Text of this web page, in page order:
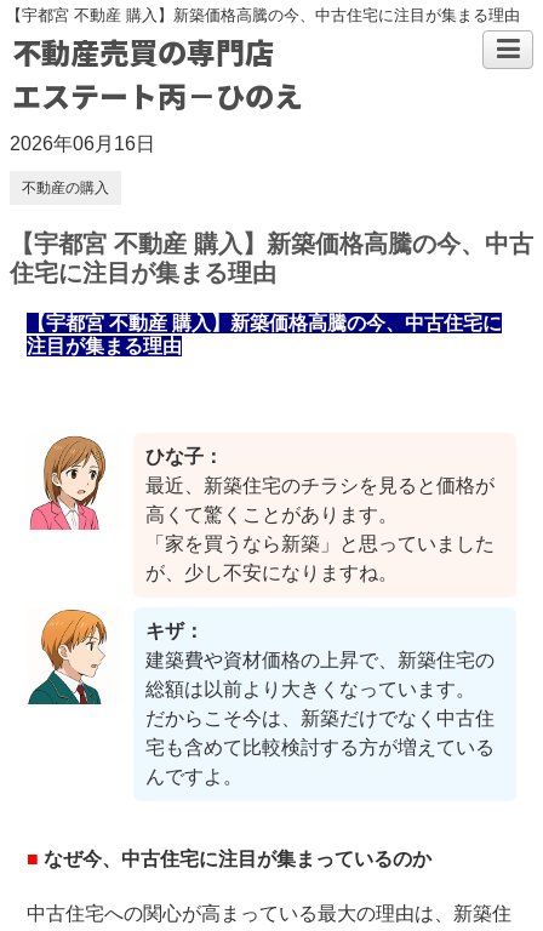
【宇都宮 不動産 購入】新築価格高騰の今、中古住宅に注目が集まる理由
不動産売買の専門店
エステート丙－ひのえ
2026年06月16日
不動産の購入
【宇都宮 不動産 購入】新築価格高騰の今、中古
住宅に注目が集まる理由
【宇都宮 不動産 購入】新築価格高騰の今、中古住宅に
注目が集まる理由
ひな子：
最近、新築住宅のチラシを見ると価格が
高くて驚くことがあります。
「家を買うなら新築」と思っていました
が、少し不安になりますね。
キザ：
建築費や資材価格の上昇で、新築住宅の
総額は以前より大きくなっています。
だからこそ今は、新築だけでなく中古住
宅も含めて比較検討する方が増えている
んですよ。
■ なぜ今、中古住宅に注目が集まっているのか
中古住宅への関心が高まっている最大の理由は、新築住